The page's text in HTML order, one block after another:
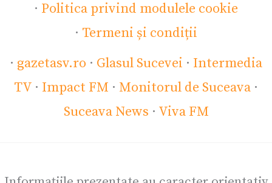
· Politica privind modulele cookie
· Termeni și condiții
· gazetasv.ro · Glasul Sucevei · Intermedia
TV · Impact FM · Monitorul de Suceava ·
Suceava News · Viva FM